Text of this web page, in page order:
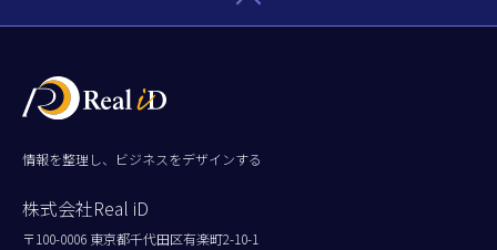
情報を整理し、ビジネスをデザインする
株式会社Real iD
〒100-0006 東京都千代田区有楽町2-10-1